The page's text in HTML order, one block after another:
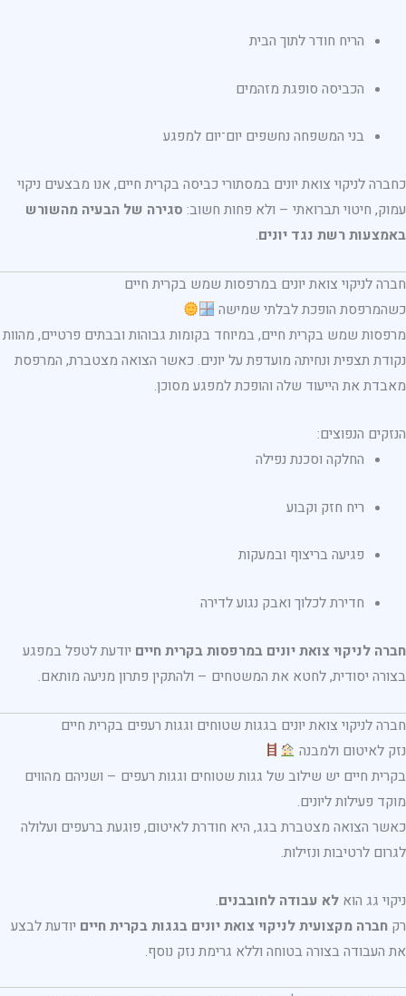
הריח חודר לתוך הבית
הכביסה סופגת מזהמים
בני המשפחה נחשפים יום־יום למפגע
כחברה לניקוי צואת יונים במסתורי כביסה בקרית חיים, אנו מבצעים ניקוי
עמוק, חיטוי תברואתי – ולא פחות חשוב: סגירה של הבעיה מהשורש
באמצעות רשת נגד יונים.
חברה לניקוי צואת יונים במרפסות שמש בקרית חיים
כשהמרפסת הופכת לבלתי שמישה
מרפסות שמש בקרית חיים, במיוחד בקומות גבוהות ובבתים פרטיים, מהוות
נקודת תצפית ונחיתה מועדפת על יונים. כאשר הצואה מצטברת, המרפסת
מאבדת את הייעוד שלה והופכת למפגע מסוכן.
הנזקים הנפוצים:
החלקה וסכנת נפילה
ריח חזק וקבוע
פגיעה בריצוף ובמעקות
חדירת לכלוך ואבק נגוע לדירה
חברה לניקוי צואת יונים במרפסות בקרית חיים יודעת לטפל במפגע
בצורה יסודית, לחטא את המשטחים – ולהתקין פתרון מניעה מותאם.
חברה לניקוי צואת יונים בגגות שטוחים וגגות רעפים בקרית חיים
נזק לאיטום ולמבנה
בקרית חיים יש שילוב של גגות שטוחים וגגות רעפים – ושניהם מהווים
מוקד פעילות ליונים.
כאשר הצואה מצטברת בגג, היא חודרת לאיטום, פוגעת ברעפים ועלולה
לגרום לרטיבות ונזילות.
ניקוי גג הוא לא עבודה לחובבנים.
רק חברה מקצועית לניקוי צואת יונים בגגות בקרית חיים יודעת לבצע
את העבודה בצורה בטוחה וללא גרימת נזק נוסף.